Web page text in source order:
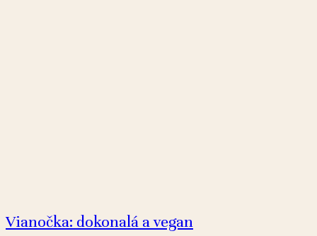
Vianočka: dokonalá a vegan